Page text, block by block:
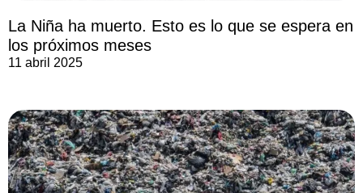
La Niña ha muerto. Esto es lo que se espera en
los próximos meses
11 abril 2025